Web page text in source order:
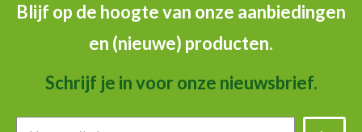
Blijf op de hoogte van onze aanbiedingen
en (nieuwe) producten.
Schrijf je in voor onze nieuwsbrief.